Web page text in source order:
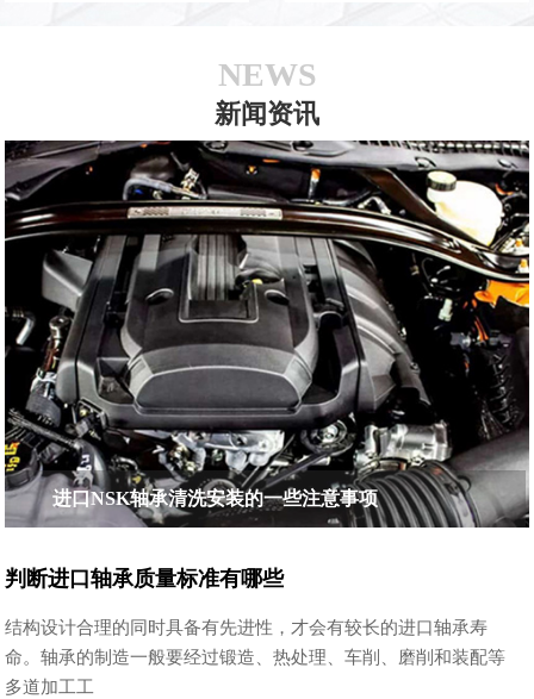
NEWS
新闻资讯
进口NSK轴承清洗安装的一些注意事项
判断进口轴承质量标准有哪些
结构设计合理的同时具备有先进性，才会有较长的进口轴承寿
命。轴承的制造一般要经过锻造、热处理、车削、磨削和装配等
多道加工工